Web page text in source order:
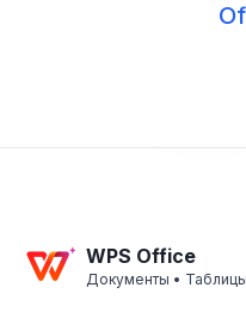
WPS Office
Документы •